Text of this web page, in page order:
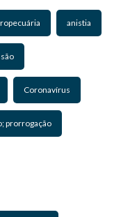
anistia
Coronavírus
prorrogação